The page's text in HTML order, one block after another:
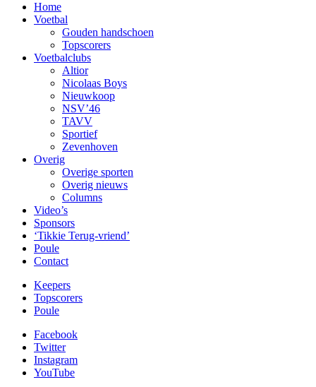
Home
Voetbal
Gouden handschoen
Topscorers
Voetbalclubs
Altior
Nicolaas Boys
Nieuwkoop
NSV’46
TAVV
Sportief
Zevenhoven
Overig
Overige sporten
Overig nieuws
Columns
Video’s
Sponsors
‘Tikkie Terug-vriend’
Poule
Contact
Keepers
Topscorers
Poule
Facebook
Twitter
Instagram
YouTube